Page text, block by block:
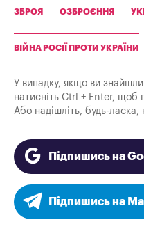
ЗБРОЯ ОЗБРОЄННЯ
ВІЙНА РОСІЇ ПРОТИ УКРАЇНИ
У випадку, якщо ви знайшли
натисніть Ctrl + Enter, щоб
Або надішліть, будь-ласка,
Підпишись на
Підпишись на